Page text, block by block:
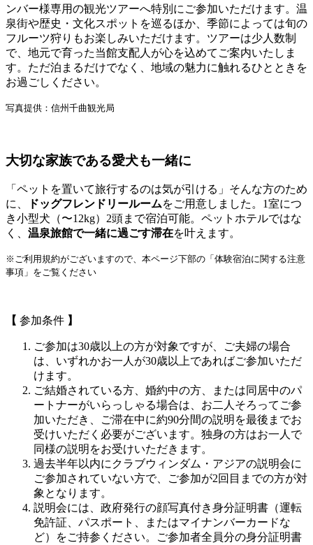
ンバー様専用の観光ツアーへ特別にご参加いただけます。温
泉街や歴史・文化スポットを巡るほか、季節によっては旬の
フルーツ狩りもお楽しみいただけます。ツアーは少人数制
で、地元で育った当館支配人が心を込めてご案内いたしま
す。ただ泊まるだけでなく、地域の魅力に触れるひとときを
お過ごしください。
写真提供：信州千曲観光局
大切な家族である愛犬も一緒に
「ペットを置いて旅行するのは気が引ける」そんな方のため
に、
ドッグフレンドリールームをご用意しました。1室につ
き小型犬（〜12kg）2頭まで宿泊可能。ペットホテルではな
く、 温泉旅館で一緒に過ごす滞在を叶えます。
※ご利用規約がございますので、本ページ下部の「体験宿泊に関する注意
事項」をご覧ください
【 参加条件 】
ご参加は30歳以上の方が対象ですが、ご夫婦の場合
は、いずれかお一人が30歳以上であればご参加いただ
けます。
ご結婚されている方、婚約中の方、または同居中のパ
ートナーがいらっしゃる場合は、お二人そろってご参
加いただき、ご滞在中に約90分間の説明を最後までお
受けいただく必要がございます。独身の方はお一人で
同様の説明をお受けいただきます。
過去半年以内にクラブウィンダム・アジアの説明会に
ご参加されていない方で、ご参加が2回目までの方が対
象となります。
説明会には、政府発行の顔写真付き身分証明書（運転
免許証、パスポート、またはマイナンバーカードな
ど）をご持参ください。ご参加者全員分の身分証明書